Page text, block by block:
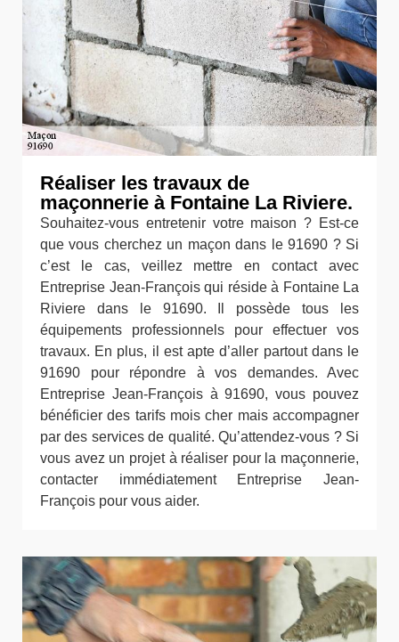
Réaliser les travaux de
maçonnerie à Fontaine La Riviere.
Souhaitez-vous entretenir votre maison ? Est-ce
que vous cherchez un maçon dans le 91690 ? Si
c’est le cas, veillez mettre en contact avec
Entreprise Jean-François qui réside à Fontaine La
Riviere dans le 91690. Il possède tous les
équipements professionnels pour effectuer vos
travaux. En plus, il est apte d’aller partout dans le
91690 pour répondre à vos demandes. Avec
Entreprise Jean-François à 91690, vous pouvez
bénéficier des tarifs mois cher mais accompagner
par des services de qualité. Qu’attendez-vous ? Si
vous avez un projet à réaliser pour la maçonnerie,
contacter immédiatement Entreprise Jean-
François pour vous aider.